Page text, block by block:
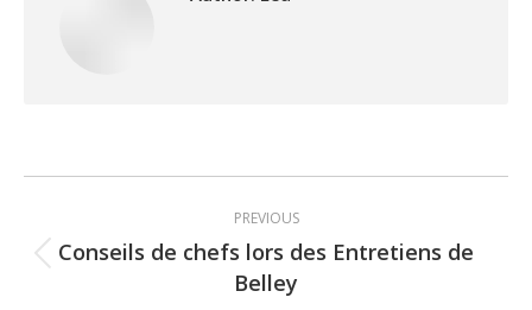
navigation
PREVIOUS
Previous
post:
Conseils de chefs lors des Entretiens de
Belley